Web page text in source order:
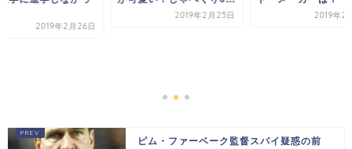
2019年2月26日
2019年2月25日 2019年2
ピム・ファーベーク監督スパイ疑惑の前